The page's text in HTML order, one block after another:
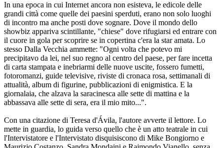
In una epoca in cui Internet ancora non esisteva, le edicole delle
grandi città come quelle dei paesini sperduti, erano non solo luoghi
di incontro ma anche posti dove sognare. Dove il mondo dello
showbiz appariva scintillante, "chiese" dove rifugiarsi ed entrare con
il cuore in gola per scoprire se in copertina c'era la star amata. Lo
stesso Dalla Vecchia ammette: "Ogni volta che potevo mi
precipitavo da lei, nel suo regno al centro del paese, per fare incetta
di carta stampata e inebriarmi delle nuove uscite, fossero fumetti,
fotoromanzi, guide televisive, riviste di cronaca rosa, settimanali di
attualità, album di figurine, pubblicazioni di enigmistica. E la
giornalaia, che alzava la saracinesca alle sette di mattina e la
abbassava alle sette di sera, era il mio mito...".
Con una citazione di Teresa d'Ávila, l'autore avverte il lettore. Lo
mette in guardia, lo guida verso quello che è un atto teatrale in cui
l'Intervistatore e l'Intervistato disquisiscono di Mike Bongiorno e